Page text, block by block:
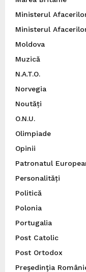
Ministerul
Ministerul
Moldova
Muzică
N.A.T.O.
Norvegia
Noutăți
O.N.U.
Olimpiade
Opinii
Patronatul
Personalități
Politică
Polonia
Portugalia
Post Catolic
Post Ortodox
Preşedinţia